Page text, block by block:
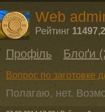
Web
Рейтинг 11497,2
Профіль Блоґи
Вопрос по заготовке
Полагаю, нет.